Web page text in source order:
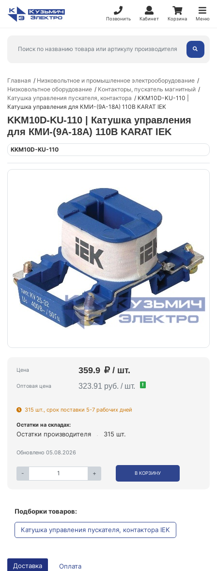
Позвонить Кабинет Корзина Меню
Главная
Низковольтное и промышленное электрооборудование
Низковольтное оборудование
Контакторы, пускатель магнитный
Катушка управления пускателя, контактора
KKM10D-KU-110 |
Катушка управления для КМИ-(9А-18А) 110В KARAT IEK
KKM10D-KU-110 | Катушка управления
для КМИ-(9А-18А) 110В KARAT IEK
KKM10D-KU-110
Цена 359.9 / шт.
Оптовая цена 323.91 руб. / шт. !
315 шт., срок поставки 5-7 рабочих дней
Остатки на складах:
Остатки производителя 315 шт.
Обновлено 05.08.2026
- + В КОРЗИНУ
Подборки товаров:
Катушка управления пускателя, контактора IEK
Доставка Оплата